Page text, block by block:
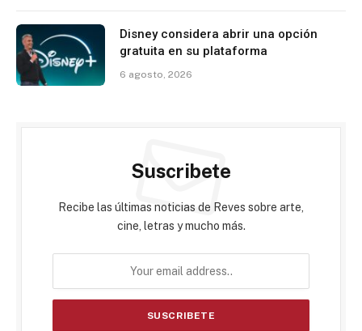
Disney considera abrir una opción
gratuita en su plataforma
6 agosto, 2026
Suscribete
Recibe las últimas noticias de Reves sobre arte,
cine, letras y mucho más.